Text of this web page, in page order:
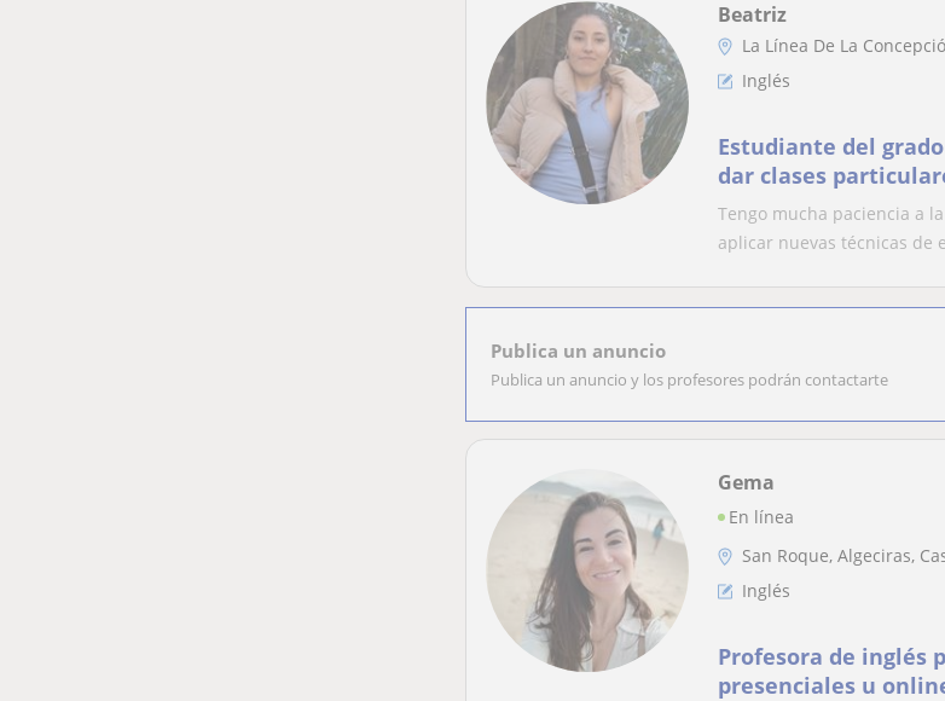
Beatriz
La Línea De La
Inglés
Estudiante del
dar clases
Tengo mucha paciencia a
aplicar nuevas técnicas de
Publica un anuncio
Publica un anuncio y los profesores podrán contactarte
Gema
En línea
San Roque, Algeciras,
Inglés
Profesora de inglés
presenciales u